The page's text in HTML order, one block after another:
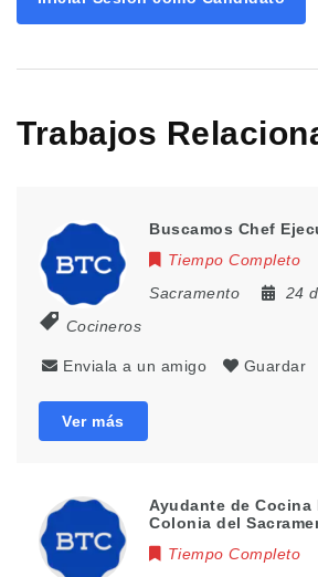
Trabajos
Buscamos Chef
Tiempo Completo
Sacramento
24
Cocineros
Enviala a un amigo Guardar
Ver más
Ayudante de Cocina
Colonia del
Tiempo Completo